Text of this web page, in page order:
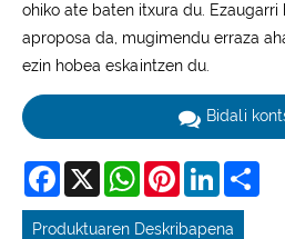
ohiko ate baten itxura du. Ezaugarri
aproposa da, mugimendu erraza
ezin hobea eskaintzen du.
Bidali
Facebook
X WhatsAppPinterestLinkedIn
Produktuaren Deskribapena